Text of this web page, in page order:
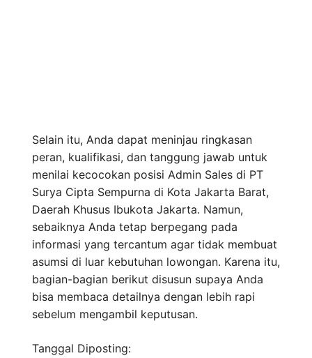
Selain itu, Anda dapat meninjau ringkasan
peran, kualifikasi, dan tanggung jawab untuk
menilai kecocokan posisi Admin Sales di PT
Surya Cipta Sempurna di Kota Jakarta Barat,
Daerah Khusus Ibukota Jakarta. Namun,
sebaiknya Anda tetap berpegang pada
informasi yang tercantum agar tidak membuat
asumsi di luar kebutuhan lowongan. Karena itu,
bagian-bagian berikut disusun supaya Anda
bisa membaca detailnya dengan lebih rapi
sebelum mengambil keputusan.
Tanggal Diposting: